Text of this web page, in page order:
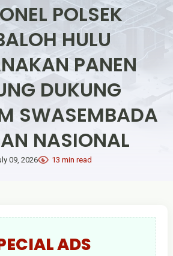
POLSEK
HULU
PANEN
DUKUNG
SWASEMBADA
NASIONAL
09, 2026 13 min read
ADS